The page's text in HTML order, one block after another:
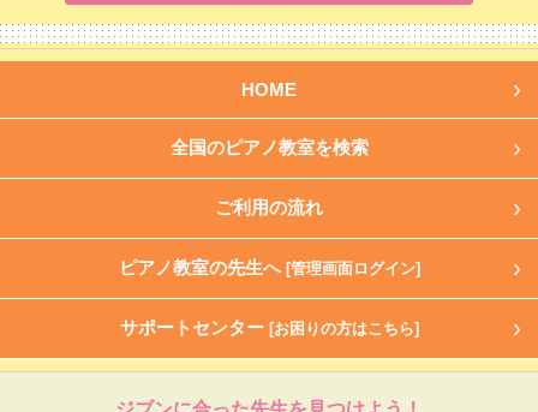
HOME
全国のピアノ教室を検索
ご利用の流れ
ピアノ教室の先生へ [管理画面ログイン]
サポートセンター [お困りの方はこちら]